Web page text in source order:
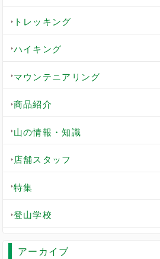
トレッキング
ハイキング
マウンテニアリング
商品紹介
山の情報・知識
店舗スタッフ
特集
登山学校
アーカイブ